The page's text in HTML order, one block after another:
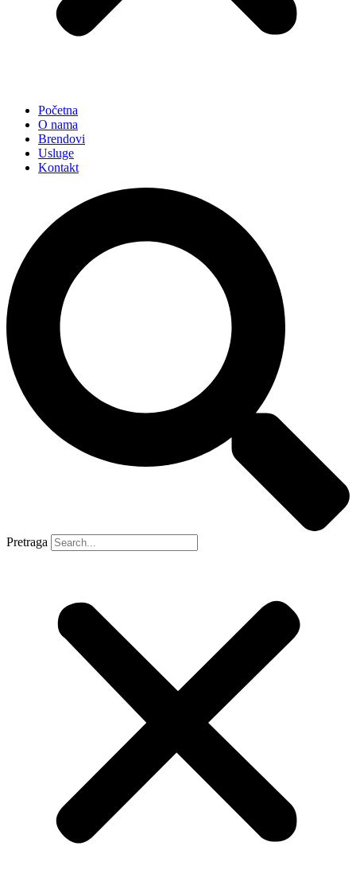
Početna
O nama
Brendovi
Usluge
Kontakt
Pretraga